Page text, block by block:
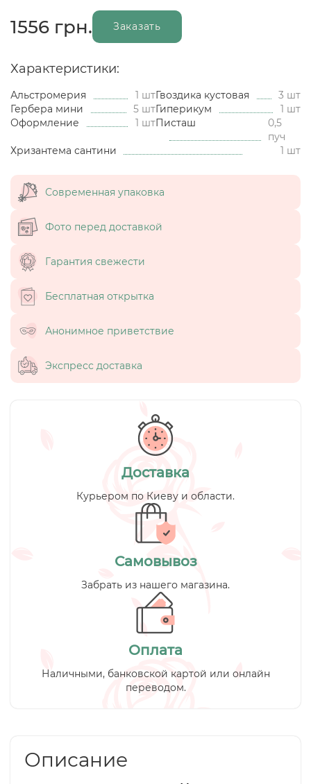
1556 грн. Заказать
Характеристики:
Альстромерия 1 штГвоздика кустовая
3 шт
Гербера мини
5 штГиперикум
1 шт
Оформление
1 штПисташ
0,5
пуч
Хризантема сантини
1 шт
Современная упаковка
Фото перед доставкой
Гарантия свежести
Бесплатная открытка
Анонимное приветствие
Экспресс доставка
Доставка
Курьером по Киеву и области.
Самовывоз
Забрать из нашего магазина.
Оплата
Наличными, банковской картой или онлайн
переводом.
Описание